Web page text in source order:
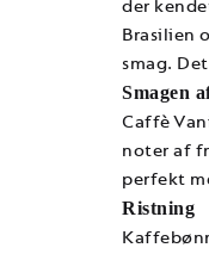
der
Brasilien
smag.
Smagen
Caffè
noter af
perfekt
Ristning